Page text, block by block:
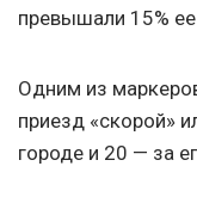
превышали 15%
Одним из
приезд «скорой»
городе и 20 — за